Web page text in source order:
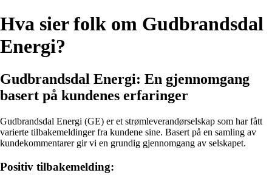
Hva sier folk om Gudbrandsdal
Energi?
Gudbrandsdal Energi: En gjennomgang
basert på kundenes erfaringer
Gudbrandsdal Energi (GE) er et strømleverandørselskap som har fått
varierte tilbakemeldinger fra kundene sine. Basert på en samling av
kundekommentarer gir vi en grundig gjennomgang av selskapet.
Positiv tilbakemelding: